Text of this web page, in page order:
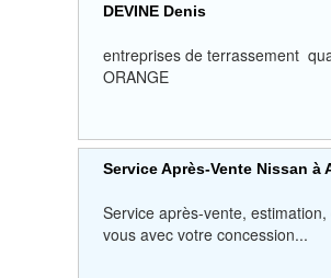
DEVINE Denis
entreprises de terrassement
ORANGE
Service Après-Vente Nissan
Service après-vente,
vous avec votre concession...